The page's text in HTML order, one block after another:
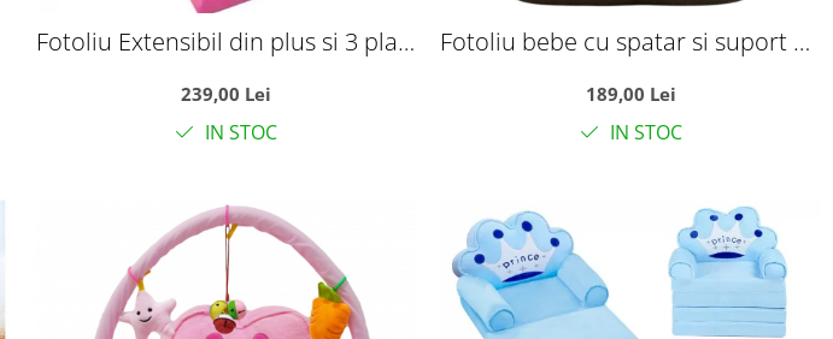
Fotoliu Extensibil din plus si 3 placi
239,00 Lei
IN STOC
Fotoliu bebe cu spatar si suport de
189,00 Lei
IN STOC